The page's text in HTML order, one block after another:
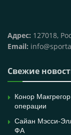
Адрес: 127018,
Email:
Свежие
Конор
операции
Сайан Мэсси-
ФА